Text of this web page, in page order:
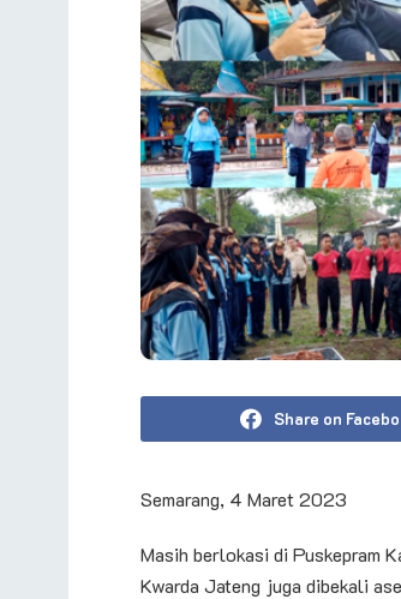
Share on
Semarang, 4 Maret 2023
Masih berlokasi di Puskepram
Kwarda Jateng juga dibekali